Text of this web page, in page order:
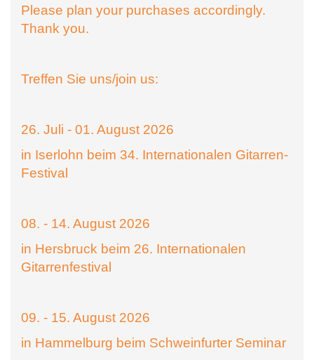
Please plan your purchases accordingly.
Thank you.
Treffen Sie uns/join us:
26. Juli - 01. August 2026
in Iserlohn beim 34. Internationalen Gitarren-
Festival
08. - 14. August 2026
in Hersbruck beim 26. Internationalen
Gitarrenfestival
09. - 15. August 2026
in Hammelburg beim Schweinfurter Seminar